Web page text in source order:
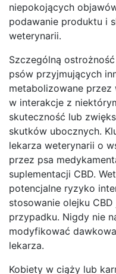
niepokojących
podawanie produktu i
weterynarii.
Szczególną
psów przyjmujących
metabolizowane
w interakcje z
skuteczność lub
skutków ubocznych.
lekarza weterynarii o
przez psa
suplementacji CBD.
potencjalne ryzyko
stosowanie olejku
przypadku. Nigdy nie
modyfikować
lekarza.
Kobiety w ciąży lub